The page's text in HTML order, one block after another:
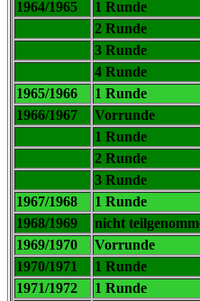
1964/1965
1 Runde
2 Runde
3 Runde
4 Runde
1965/1966
1 Runde
1966/1967
Vorrunde
1 Runde
2 Runde
3 Runde
1967/1968
1 Runde
1968/1969
nicht
1969/1970
Vorrunde
1970/1971
1 Runde
1971/1972
1 Runde